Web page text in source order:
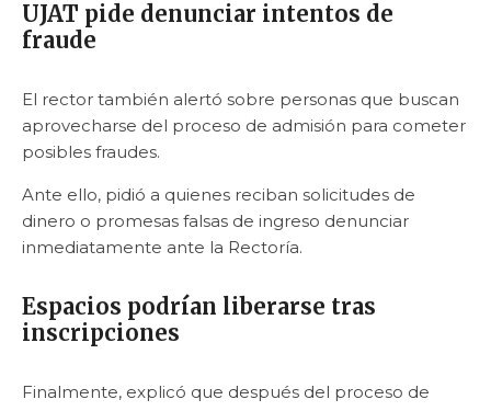
UJAT pide denunciar intentos de
fraude
El rector también alertó sobre personas que buscan
aprovecharse del proceso de admisión para cometer
posibles fraudes.
Ante ello, pidió a quienes reciban solicitudes de
dinero o promesas falsas de ingreso denunciar
inmediatamente ante la Rectoría.
Espacios podrían liberarse tras
inscripciones
Finalmente, explicó que después del proceso de